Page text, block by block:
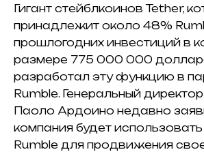
Гигант стейблкоинов Tether,
принадлежит около 48%
прошлогодних инвестиций в
размере 775 000 000
разработал эту функцию в
Rumble. Генеральный
Паоло Ардоино недавно
компания будет
Rumble для продвижения